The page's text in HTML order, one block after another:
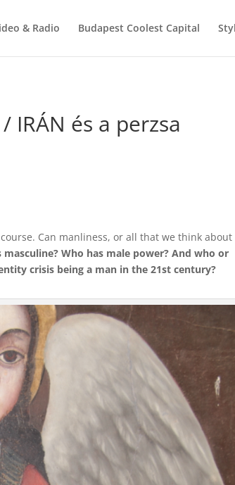
& Radio Budapest Coolest Capital
IRÁN és a perzsa
Can manliness, or all that we think about
masculine? Who has male power? And who or
crisis being a man in the 21st century?